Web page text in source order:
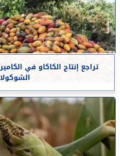
تراجع إنتاج الكاكاو في